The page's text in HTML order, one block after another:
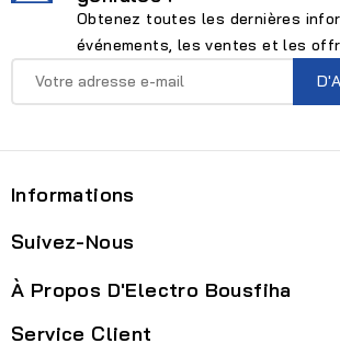
Obtenez toutes les dernières
événements, les ventes et les
Informations
Suivez-Nous
À Propos D'Electro Bousfiha
Service Client